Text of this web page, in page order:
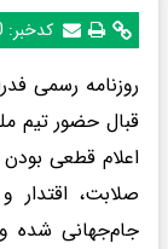
کدخبر:
روزنامه رسمی
اعلام قطعی
صلابت،
جام‌جهانی شده و